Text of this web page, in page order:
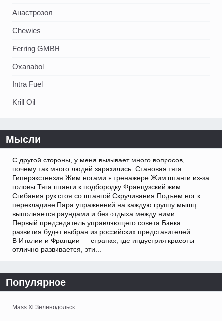
Анастрозол
Chewies
Ferring GMBH
Oxanabol
Intra Fuel
Krill Oil
Мысли
С другой стороны, у меня вызывает много вопросов,
почему так много людей заразились. Становая тяга
Гиперэкстензия Жим ногами в тренажере Жим штанги из-за
головы Тяга штанги к подбородку Французский жим
Сгибания рук стоя со штангой Скручивания Подъем ног к
перекладине Пара упражнений на каждую группу мышц
выполняется раундами и без отдыха между ними.
Первый председатель управляющего совета Банка
развития будет выбран из российских представителей.
В Италии и Франции — странах, где индустрия красоты
отлично развивается, эти...
Популярное
Mass Xl Зеленодольск